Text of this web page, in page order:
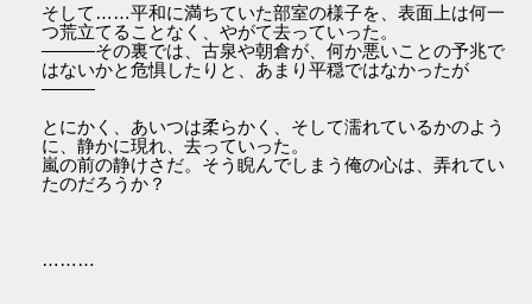
そして……平和に満ちていた部室の様子を、表面上は何一
つ荒立てることなく、やがて去っていった。
―――その裏では、古泉や朝倉が、何か悪いことの予兆で
はないかと危惧したりと、あまり平穏ではなかったが
―――
とにかく、あいつは柔らかく、そして濡れているかのよう
に、静かに現れ、去っていった。
嵐の前の静けさだ。そう睨んでしまう俺の心は、弄れてい
たのだろうか？
………